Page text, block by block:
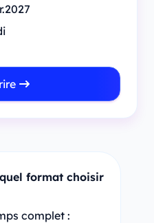
2027
format choisir
complet :